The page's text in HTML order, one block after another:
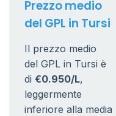
Prezzo medio
del GPL in Tursi
Il prezzo medio
del GPL in Tursi è
di €0.950/L,
leggermente
inferiore alla media